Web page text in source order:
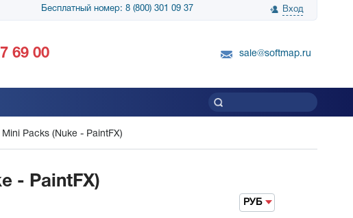
Бесплатный номер: 8 (800) 301 09 37 Вход
за поставку SnapGene...
благодарность SoftMap за помощь в
69 00 sale@softmap.ru
Packs (Nuke - PaintFX)
- PaintFX)
РУБ